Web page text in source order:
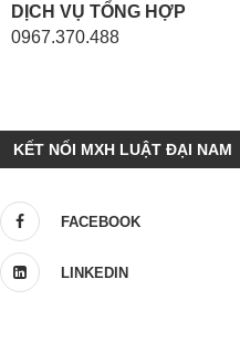
DỊCH VỤ TỔNG HỢP
0967.370.488
KẾT NỐI MXH LUẬT ĐẠI NAM
FACEBOOK
LINKEDIN